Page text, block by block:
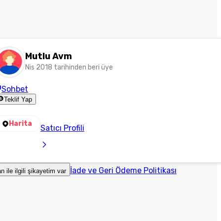
Mutlu Avm
Nis 2018 tarihinden beri üye
Sohbet
Teklif Yap
Harita Satıcı Profili
ile ilgili şikayetim var İade ve Geri Ödeme Politikası